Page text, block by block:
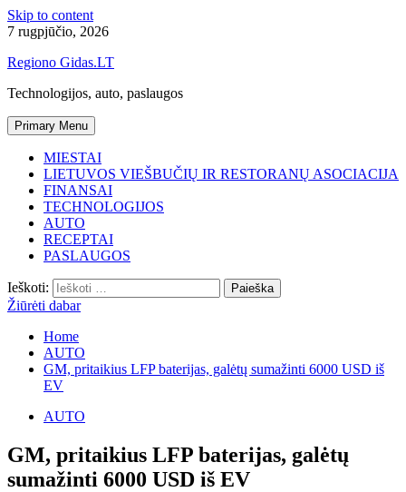
Skip to content
7 rugpjūčio, 2026
Regiono Gidas.LT
Technologijos, auto, paslaugos
Primary Menu
MIESTAI
LIETUVOS VIEŠBUČIŲ IR RESTORANŲ ASOCIACIJA
FINANSAI
TECHNOLOGIJOS
AUTO
RECEPTAI
PASLAUGOS
Ieškoti:
Žiūrėti dabar
Home
AUTO
GM, pritaikius LFP baterijas, galėtų sumažinti 6000 USD iš
EV
AUTO
GM, pritaikius LFP baterijas, galėtų
sumažinti 6000 USD iš EV